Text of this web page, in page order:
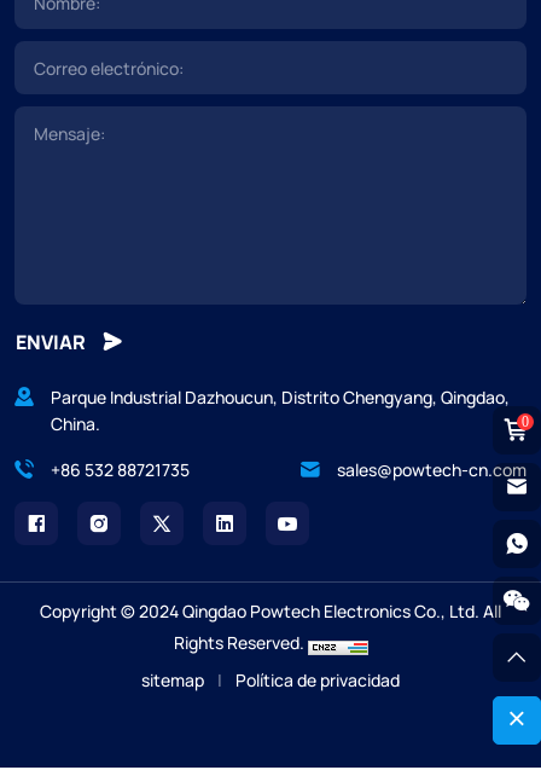
ENVIAR
Parque Industrial Dazhoucun, Distrito Chengyang, Qingdao,
China.
+86 532 88721735
sales@powtech-cn.com
Copyright © 2024 Qingdao Powtech Electronics Co., Ltd. All
Rights Reserved.
sitemap | Política de privacidad
0